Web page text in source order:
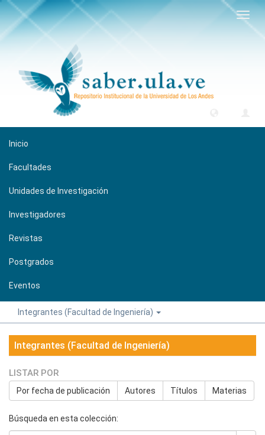
Inicio
Facultades
Unidades de Investigación
Investigadores
Revistas
Postgrados
Eventos
Integrantes (Facultad de Ingeniería)
Integrantes (Facultad de Ingeniería)
LISTAR POR
Por fecha de publicación Autores Títulos Materias
Búsqueda en esta colección: